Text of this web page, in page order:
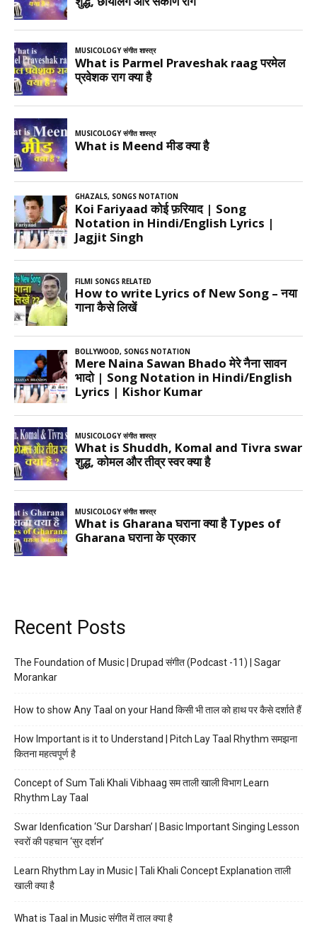
Recent Posts
The Foundation of Music | Drupad संगीत (Podcast -11) | Sagar
Morankar
How to show Any Taal on your Hand किसी भी ताल को हाथ पर कैसे दर्शाते हैं
How Important is it to Understand | Pitch Lay Taal Rhythm समझना
कितना महत्वपूर्ण है
Concept of Sum Tali Khali Vibhaag सम ताली खाली विभाग Learn
Rhythm Lay Taal
Swar Idenfication ‘Sur Darshan’ | Basic Important Singing Lesson
स्वरों की पहचान ‘सुर दर्शन’
Learn Rhythm Lay in Music | Tali Khali Concept Explanation ताली
खाली क्या है
What is Taal in Music संगीत में ताल क्या है